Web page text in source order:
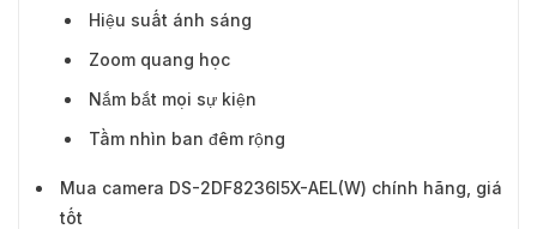
Hiệu suất ánh sáng
Zoom quang học
Nắm bắt mọi sự kiện
Tầm nhìn ban đêm rộng
Mua camera DS-2DF8236I5X-AEL(W) chính hãng, giá
tốt